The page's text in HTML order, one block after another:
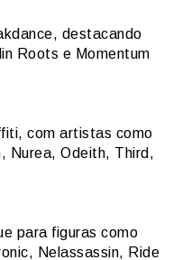
destacando
Roots e Momentum
com artistas como
Nurea, Odeith, Third,
para figuras como
Nelassassin, Ride